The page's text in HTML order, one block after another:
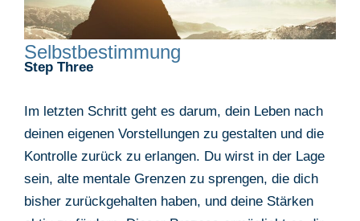
Selbstbestimmung
Step Three
Im letzten Schritt geht es darum, dein Leben nach
deinen eigenen Vorstellungen zu gestalten und die
Kontrolle zurück zu erlangen. Du wirst in der Lage
sein, alte mentale Grenzen zu sprengen, die dich
bisher zurückgehalten haben, und deine Stärken